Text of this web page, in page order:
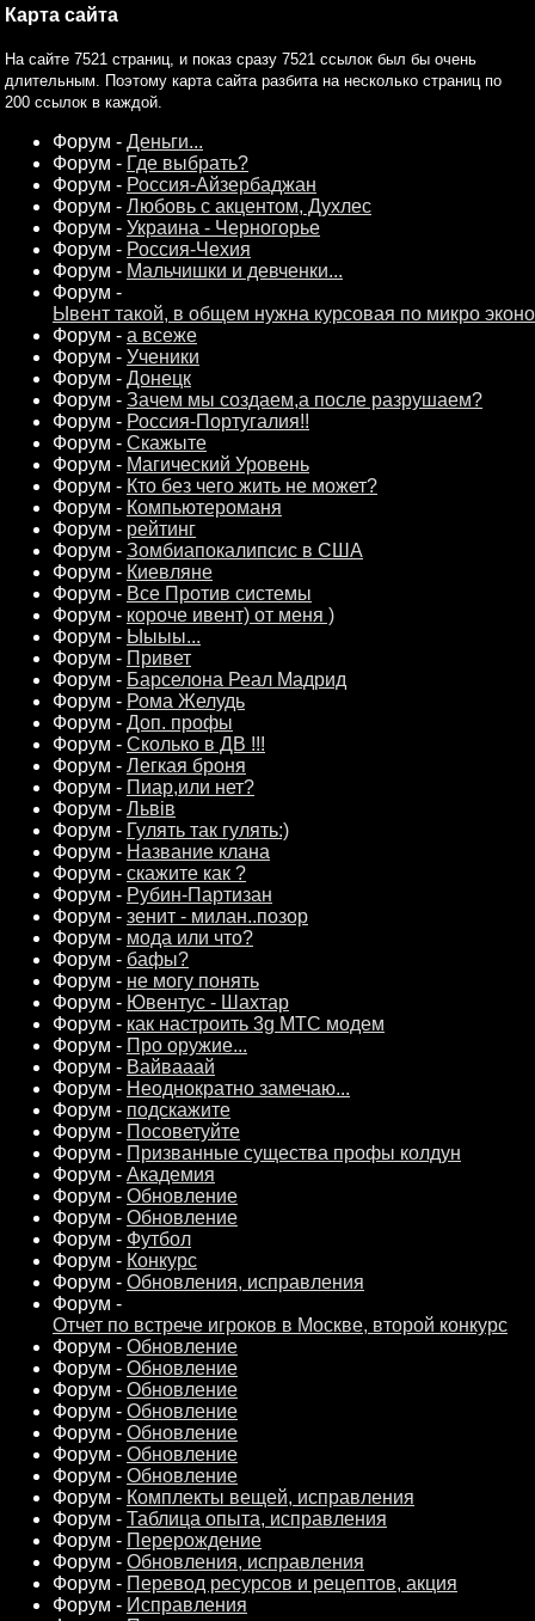
Карта сайта
На сайте 7521 страниц, и показ сразу 7521 ссылок был бы очень
длительным. Поэтому карта сайта разбита на несколько страниц по
200 ссылок в каждой.
Форум - Деньги...
Форум - Где выбрать?
Форум - Россия-Айзербаджан
Форум - Любовь с акцентом, Духлес
Форум - Украина - Черногорье
Форум - Россия-Чехия
Форум - Мальчишки и девченки...
Форум -
Ывент такой, в общем нужна курсовая по микро
Форум - а всеже
Форум - Ученики
Форум - Донецк
Форум - Зачем мы создаем,а после разрушаем?
Форум - Россия-Португалия!!
Форум - Скажыте
Форум - Магический Уровень
Форум - Кто без чего жить не может?
Форум - Компьютероманя
Форум - рейтинг
Форум - Зомбиапокалипсис в США
Форум - Киевляне
Форум - Все Против системы
Форум - короче ивент) от меня )
Форум - Ыыыы...
Форум - Привет
Форум - Барселона Реал Мадрид
Форум - Рома Желудь
Форум - Доп. профы
Форум - Сколько в ДВ !!!
Форум - Легкая броня
Форум - Пиар,или нет?
Форум - Львiв
Форум - Гулять так гулять:)
Форум - Название клана
Форум - скажите как ?
Форум - Рубин-Партизан
Форум - зенит - милан..позор
Форум - мода или что?
Форум - бафы?
Форум - не могу понять
Форум - Ювентус - Шахтар
Форум - как настроить 3g МТС модем
Форум - Про оружие...
Форум - Вайвааай
Форум - Неоднократно замечаю...
Форум - подскажите
Форум - Посоветуйте
Форум - Призванные существа профы колдун
Форум - Академия
Форум - Обновление
Форум - Обновление
Форум - Футбол
Форум - Конкурс
Форум - Обновления, исправления
Форум -
Отчет по встрече игроков в Москве, второй конкурс
Форум - Обновление
Форум - Обновление
Форум - Обновление
Форум - Обновление
Форум - Обновление
Форум - Обновление
Форум - Обновление
Форум - Комплекты вещей, исправления
Форум - Таблица опыта, исправления
Форум - Перерождение
Форум - Обновления, исправления
Форум - Перевод ресурсов и рецептов, акция
Форум - Исправления